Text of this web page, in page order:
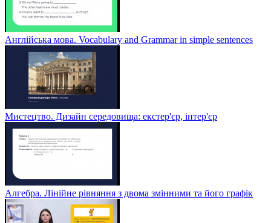
Англійська мова. Vocabulary and Grammar in simple sentences
Мистецтво. Дизайн середовища: екстер'єр, інтер'єр
Алгебра. Лінійне рівняння з двома змінними та його графік